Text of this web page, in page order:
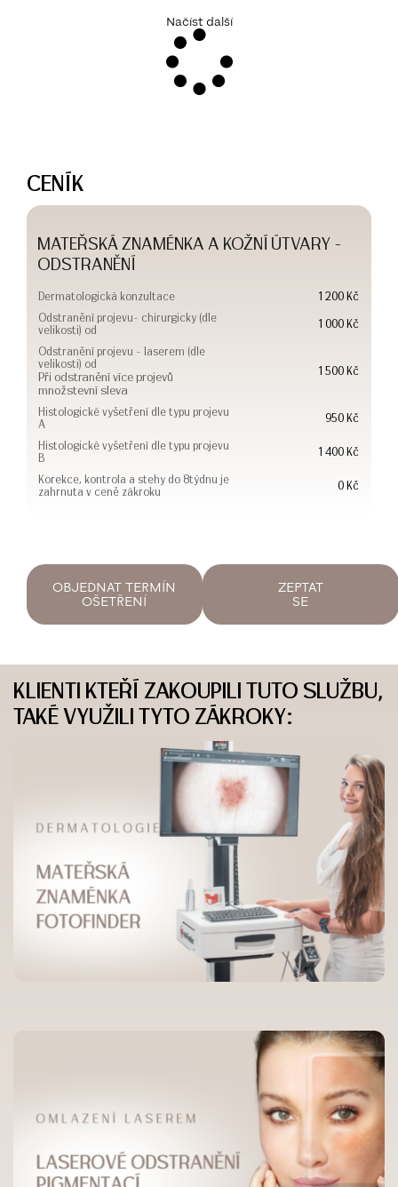
Načíst další
CENÍK
MATEŘSKÁ ZNAMÉNKA A KOŽNÍ ÚTVARY -
ODSTRANĚNÍ
Dermatologická konzultace
1 200 Kč
Odstranění projevu- chirurgicky (dle
velikosti) od
1 000 Kč
Odstranění projevu - laserem (dle
velikosti) od
Při odstranění více projevů
množstevní sleva
1 500 Kč
Histologické vyšetření dle typu projevu
A
950 Kč
Histologické vyšetření dle typu projevu
B
1 400 Kč
Korekce, kontrola a stehy do 8týdnu je
zahrnuta v ceně zákroku
0 Kč
OBJEDNAT TERMÍN
OŠETŘENÍ
ZEPTAT
SE
KLIENTI KTEŘÍ ZAKOUPILI TUTO SLUŽBU,
TAKÉ VYUŽILI TYTO ZÁKROKY: